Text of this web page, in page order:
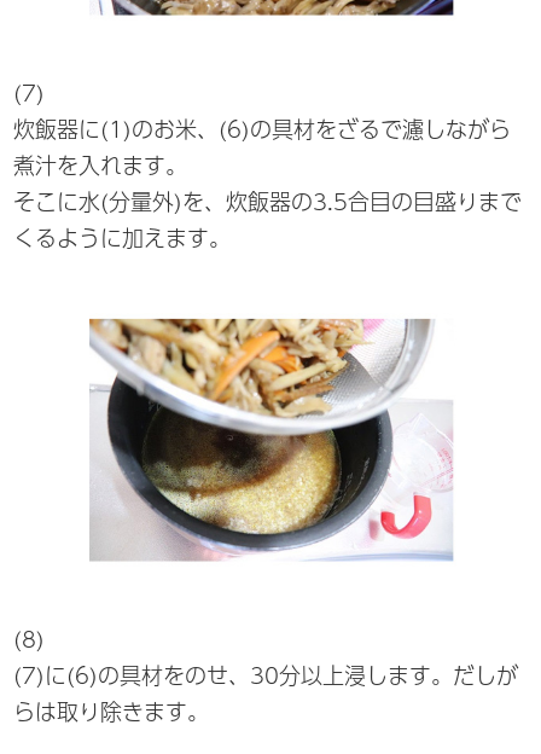
(7)
炊飯器に(1)のお米、(6)の具材をざるで濾しながら
煮汁を入れます。
そこに水(分量外)を、炊飯器の3.5合目の目盛りまで
くるように加えます。
(8)
(7)に(6)の具材をのせ、30分以上浸します。だしが
らは取り除きます。